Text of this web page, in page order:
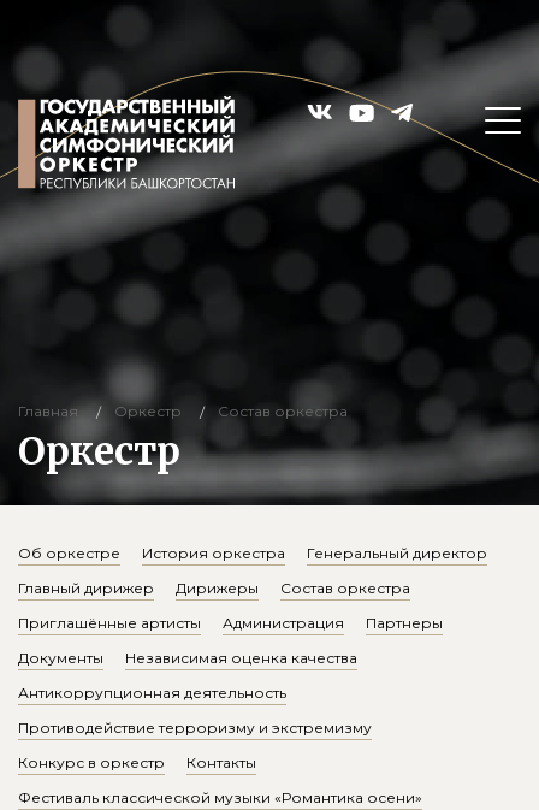
Главная Оркестр Состав оркестра
Оркестр
Об оркестре История оркестра
Генеральный директор
Главный дирижер
Дирижеры
Состав оркестра
Приглашённые артисты
Администрация
Партнеры
Документы
Независимая оценка качества
Антикоррупционная деятельность
Противодействие терроризму и экстремизму
Конкурс в оркестр
Контакты
Фестиваль классической музыки «Романтика осени»